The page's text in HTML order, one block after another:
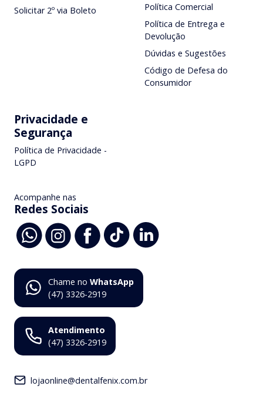
Solicitar 2º via Boleto
Política Comercial
Política de Entrega e
Devolução
Dúvidas e Sugestões
Código de Defesa do
Consumidor
Privacidade e
Segurança
Política de Privacidade -
LGPD
Acompanhe nas
Redes Sociais
Chame no WhatsApp
(47) 3326-2919
Atendimento
(47) 3326-2919
lojaonline@dentalfenix.com.br